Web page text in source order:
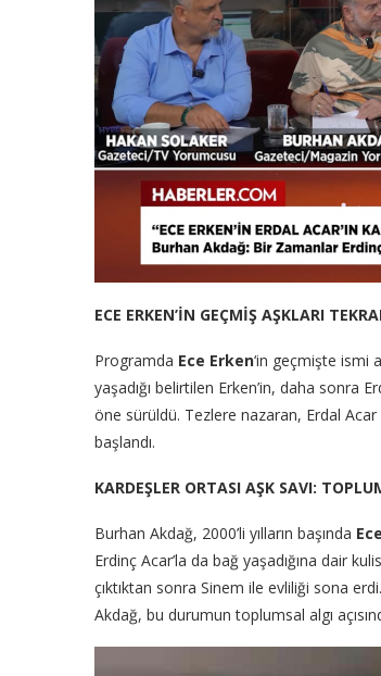
ECE ERKEN’İN GEÇMİŞ AŞKLARI
Programda Ece Erken‘in geçmişte ismi
yaşadığı belirtilen Erken’in, daha sonra
öne sürüldü. Tezlere nazaran, Erdal Acar
başlandı.
KARDEŞLER ORTASI AŞK SAVI:
Burhan Akdağ, 2000’li yılların başında
Erdinç Acar’la da bağ yaşadığına dair
çıktıktan sonra Sinem ile evliliği sona
Akdağ, bu durumun toplumsal algı